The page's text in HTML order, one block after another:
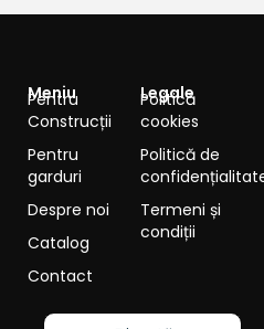
Meniu
Pentru
Construcții
Pentru
garduri
Despre noi
Catalog
Contact
Legale
Politică
cookies
Politică de
Termeni și
condiții